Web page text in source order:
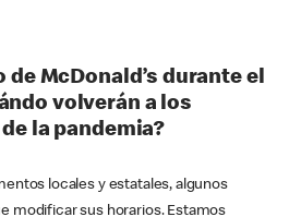
de McDonald’s durante el
volverán a los
la pandemia?
locales y estatales, algunos
modificar sus horarios. Estamos